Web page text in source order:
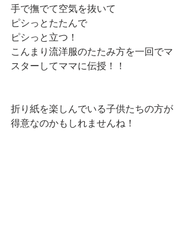
手で撫でて空気を抜いて
ピシっとたたんで
ピシっと立つ！
こんまり流洋服のたたみ方を一回でマ
スターしてママに伝授！！
折り紙を楽しんでいる子供たちの方が
得意なのかもしれませんね！